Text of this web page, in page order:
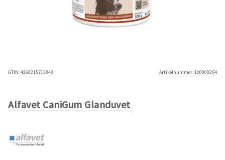
GTIN:4260215713843 Artikelnummer:120000254
Alfavet CaniGum Glanduvet